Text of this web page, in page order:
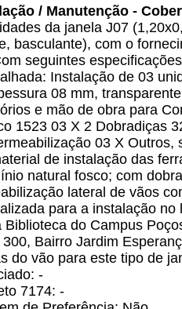
/ Manutenção -
da janela J07
basculante), com o
seguintes
Instalação de 03
08 mm,
e mão de obra para
1523 03 X 2 Dobradiças
03 X
de instalação das
natural fosco; com
lateral de vãos
para a instalação
Biblioteca do Campus
Bairro Jardim
do vão para este tipo de
-
7174: -